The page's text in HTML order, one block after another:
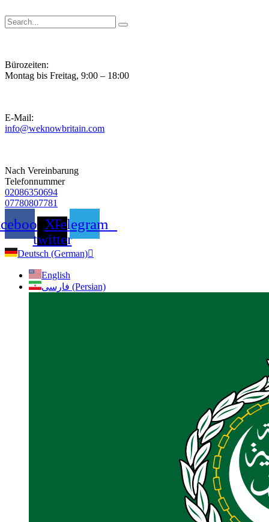
Inhalt
springen
Bürozeiten:
Montag bis Freitag, 9:00 – 18:00
E-Mail:
info@weknowbritain.com
Nach Vereinbarung
Telefonnummer
02086350694
07780807781
X-
twitter
Telegram
Deutsch (German)
English
فارسی (Persian)